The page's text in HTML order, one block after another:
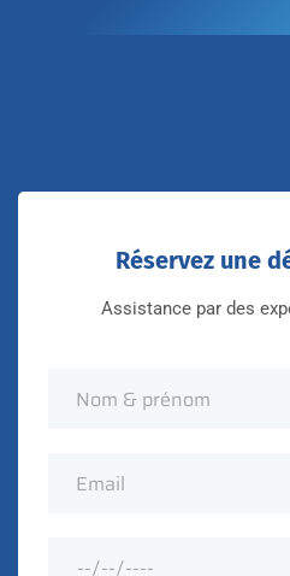
Réservez une
Assistance par des